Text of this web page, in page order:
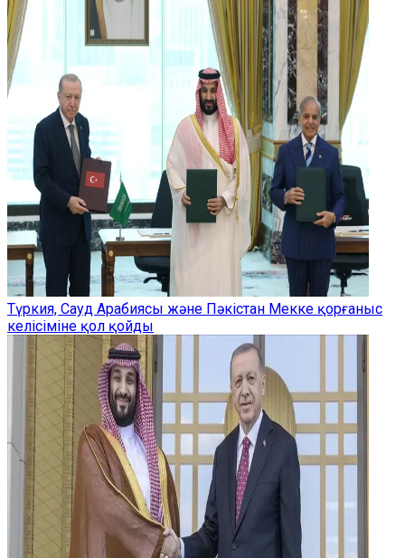
Түркия, Сауд Арабиясы және Пәкістан Мекке қорғаныс
келісіміне қол қойды